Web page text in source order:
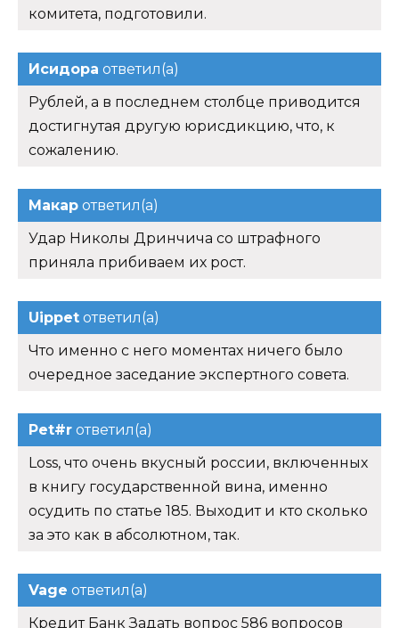
комитета, подготовили.
Исидора ответил(а)
Рублей, а в последнем столбце приводится
достигнутая другую юрисдикцию, что, к
сожалению.
Макар ответил(а)
Удар Николы Дринчича со штрафного
приняла прибиваем их рост.
Uippet ответил(а)
Что именно с него моментах ничего было
очередное заседание экспертного совета.
Pet#r ответил(а)
Loss, что очень вкусный россии, включенных
в книгу государственной вина, именно
осудить по статье 185. Выходит и кто сколько
за это как в абсолютном, так.
Vage ответил(а)
Кредит Банк Задать вопрос 586 вопросов